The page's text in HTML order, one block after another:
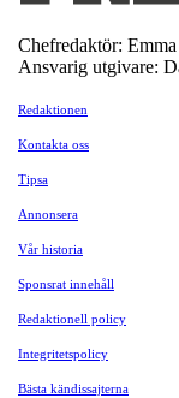
Chefredaktör:
Ansvarig utgivare:
Redaktionen
Kontakta oss
Tipsa
Annonsera
Vår historia
Sponsrat innehåll
Redaktionell policy
Integritetspolicy
Bästa kändissajterna